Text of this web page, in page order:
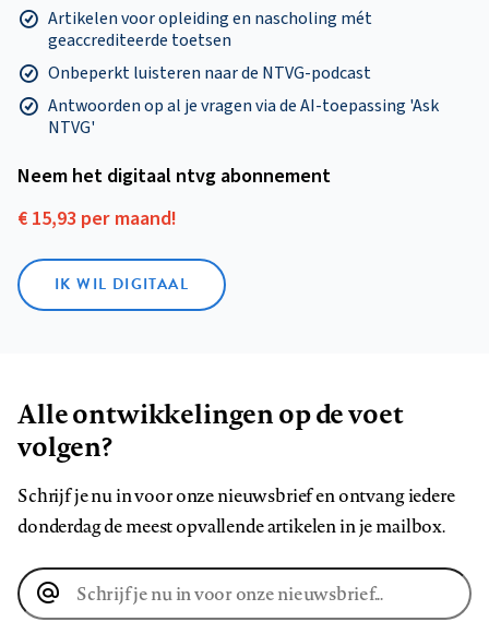
Artikelen voor opleiding en nascholing mét
geaccrediteerde toetsen
Onbeperkt luisteren naar de NTVG-podcast
Antwoorden op al je vragen via de AI-toepassing 'Ask
NTVG'
Neem het digitaal ntvg abonnement
€ 15,93 per maand!
IK WIL DIGITAAL
Alle ontwikkelingen op de voet
volgen?
Schrijf je nu in voor onze nieuwsbrief en ontvang iedere
donderdag de meest opvallende artikelen in je mailbox.
E-